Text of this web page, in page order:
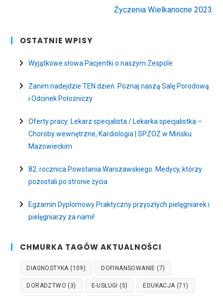
Życzenia Wielkanocne 2023
OSTATNIE WPISY
Wyjątkowe słowa Pacjentki o naszym Zespole
Zanim nadejdzie TEN dzień. Poznaj naszą Salę Porodową
i Odcinek Położniczy
Oferty pracy: Lekarz specjalista / Lekarka specjalistka –
Choroby wewnętrzne, Kardiologia | SPZOZ w Mińsku
Mazowieckim
82. rocznica Powstania Warszawskiego. Medycy, którzy
pozostali po stronie życia
Egzamin Dyplomowy Praktyczny przyszłych pielęgniarek i
pielęgniarzy za nami!
CHMURKA TAGÓW AKTUALNOŚCI
DIAGNOSTYKA(109) DOFINANSOWANIE (7)
DORADZTWO (3) E-USŁUGI (5) EDUKACJA(71)